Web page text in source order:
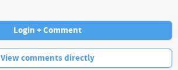
No more comments.
Login + Comment
View comments directly